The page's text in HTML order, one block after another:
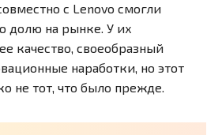
с Lenovo смогли
долю на рынке. У их
качество, своеобразный
наработки, но этот
не тот, что было прежде.